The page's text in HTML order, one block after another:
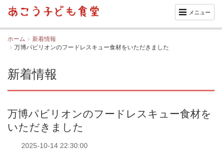
メニュー
ホーム
新着情報
万博パビリオンのフードレスキュー食材をいただきました
新着情報
万博パビリオンのフードレスキュー食材を
いただきました
2025-10-14 22:30:00